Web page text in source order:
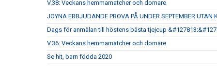
V.38: Veckans hemmamatcher och domare
JOYNA ERBJUDANDE PROVA PÅ UNDER SEPTEMBER UTAN
Dags för anmälan till höstens bästa tjejcup
V.36: Veckans hemmamatcher och domare
Se hit, barn födda 2020